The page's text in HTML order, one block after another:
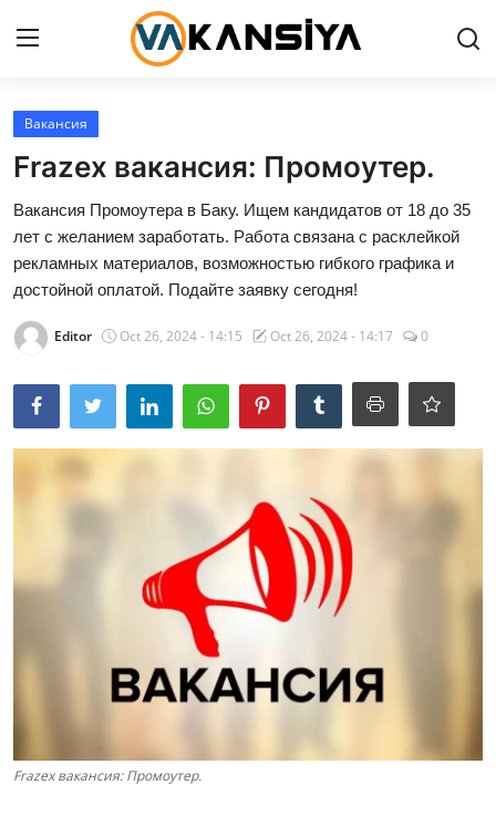
Login
Главная страница
Вакансия
Contact
RU
Вакансия
Frazex вакансия: Промоутер.
Вакансия Промоутера в Баку. Ищем кандидатов от 18 до 35
лет с желанием заработать. Работа связана с расклейкой
рекламных материалов, возможностью гибкого графика и
достойной оплатой. Подайте заявку сегодня!
Editor Oct 26, 2024 - 14:15 Oct 26, 2024 - 14:17 0
Frazex вакансия: Промоутер.